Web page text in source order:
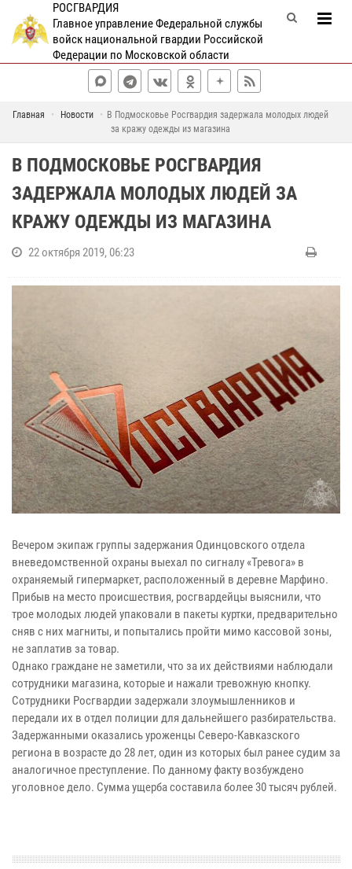
РОСГВАРДИЯ
Главное управление Федеральной службы
войск национальной гвардии Российской
Федерации по Московской области
Главная Новости
В Подмосковье Росгвардия задержала молодых людей
за кражу одежды из магазина
В ПОДМОСКОВЬЕ РОСГВАРДИЯ
ЗАДЕРЖАЛА МОЛОДЫХ ЛЮДЕЙ ЗА
КРАЖУ ОДЕЖДЫ ИЗ МАГАЗИНА
22 октября 2019, 06:23
Вечером экипаж группы задержания Одинцовского отдела
вневедомственной охраны выехал по сигналу «Тревога» в
охраняемый гипермаркет, расположенный в деревне Марфино.
Прибыв на место происшествия, росгвардейцы выяснили, что
трое молодых людей упаковали в пакеты куртки, предварительно
сняв с них магниты, и попытались пройти мимо кассовой зоны,
не заплатив за товар.
Однако граждане не заметили, что за их действиями наблюдали
сотрудники магазина, которые и нажали тревожную кнопку.
Сотрудники Росгвардии задержали злоумышленников и
передали их в отдел полиции для дальнейшего разбирательства.
Задержанными оказались уроженцы Северо-Кавказского
региона в возрасте до 28 лет, один из которых был ранее судим за
аналогичное преступление. По данному факту возбуждено
уголовное дело. Сумма ущерба составила более 30 тысяч рублей.